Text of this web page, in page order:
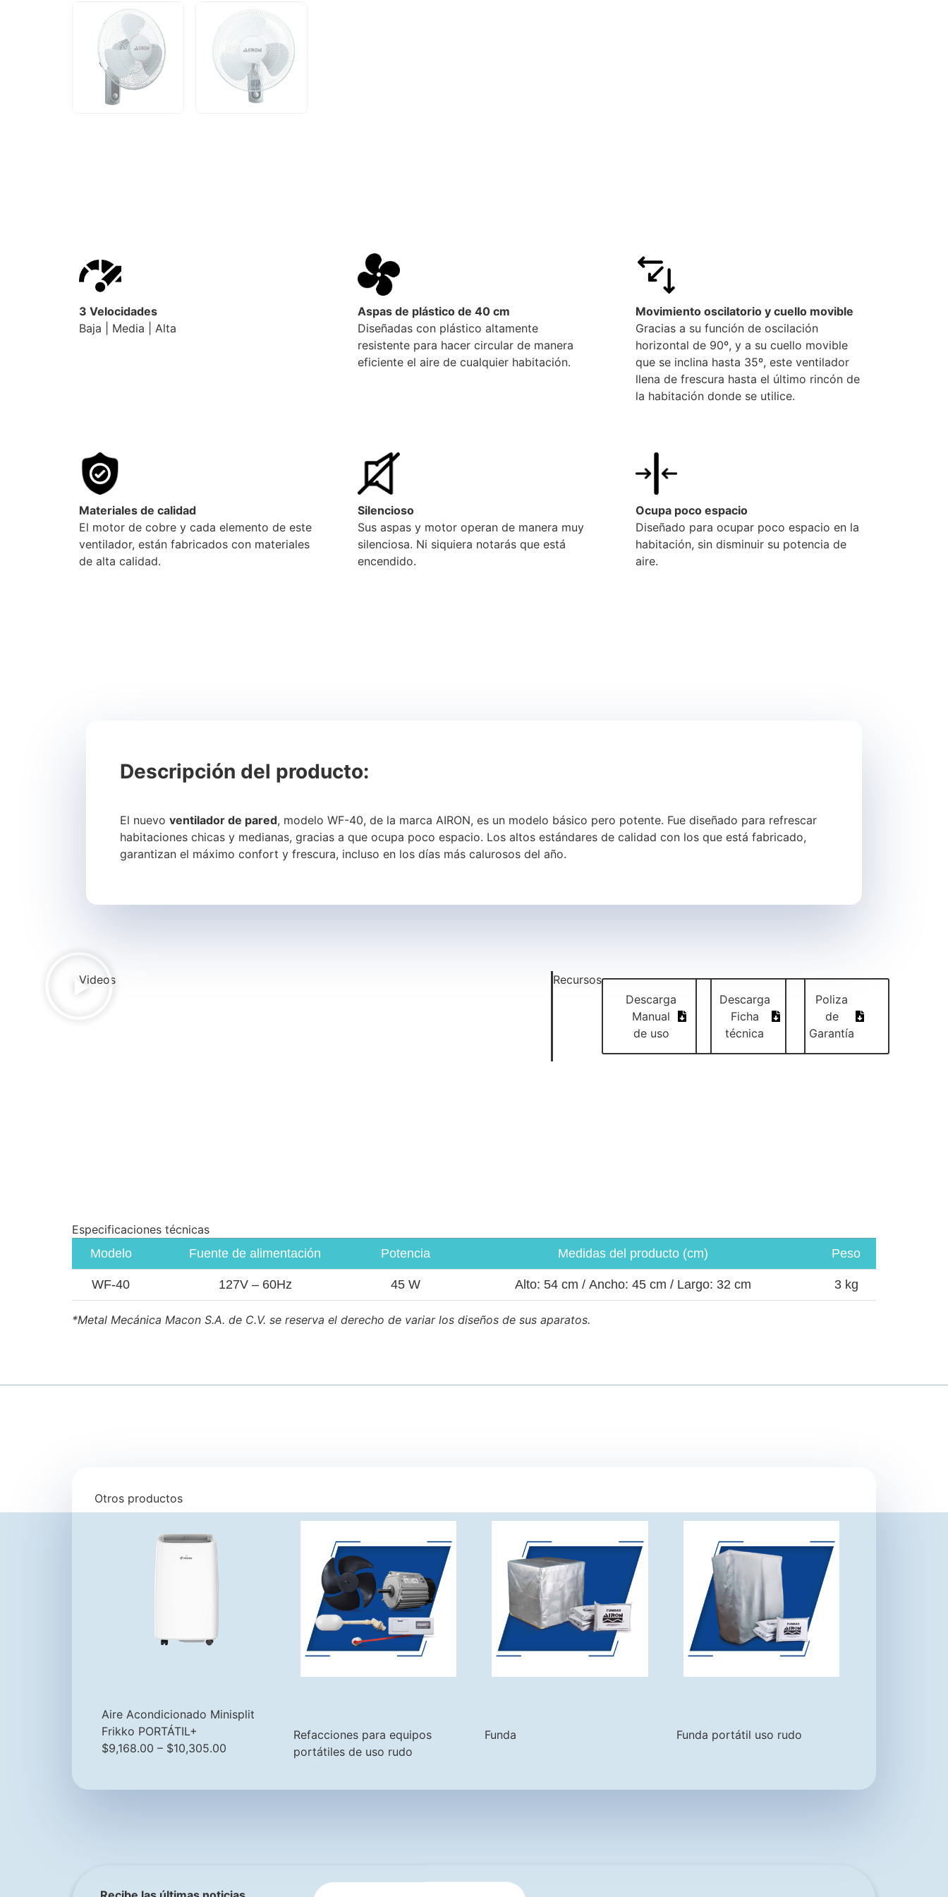
3 Velocidades
Baja | Media | Alta
Aspas de plástico de 40 cm
Diseñadas con plástico altamente
resistente para hacer circular de manera
eficiente el aire de cualquier habitación.
Movimiento oscilatorio y cuello movible
Gracias a su función de oscilación
horizontal de 90º, y a su cuello movible
que se inclina hasta 35º, este ventilador
llena de frescura hasta el último rincón de
la habitación donde se utilice.
Materiales de calidad
El motor de cobre y cada elemento de este
ventilador, están fabricados con materiales
de alta calidad.
Silencioso
Sus aspas y motor operan de manera muy
silenciosa. Ni siquiera notarás que está
encendido.
Ocupa poco espacio
Diseñado para ocupar poco espacio en la
habitación, sin disminuir su potencia de
aire.
Descripción del producto:
El nuevo ventilador de pared, modelo WF-40, de la marca AIRON, es un modelo básico pero potente. Fue diseñado para refrescar
habitaciones chicas y medianas, gracias a que ocupa poco espacio. Los altos estándares de calidad con los que está fabricado,
garantizan el máximo confort y frescura, incluso en los días más calurosos del año.
Videos
Recursos
Descarga
Manual
de uso
Descarga
Ficha
técnica
Poliza
de
Garantía
Especificaciones técnicas
Modelo
Fuente de alimentación Potencia Medidas del producto (cm) Peso
WF-40 127V – 60Hz 45 W Alto: 54 cm / Ancho: 45 cm / Largo: 32 cm 3 kg
*Metal Mecánica Macon S.A. de C.V. se reserva el derecho de variar los diseños de sus aparatos.
Otros productos
Aire Acondicionado Minisplit
Frikko PORTÁTIL+
$9,168.00 – $10,305.00
Refacciones para equipos
portátiles de uso rudo
Funda Funda portátil uso rudo